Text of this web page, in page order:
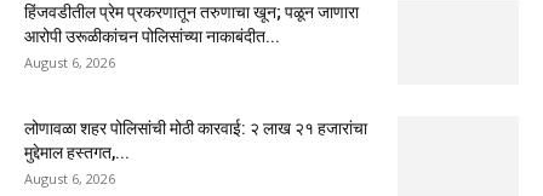
हिंजवडीतील प्रेम प्रकरणातून तरुणाचा खून; पळून जाणारा
आरोपी उरूळीकांचन पोलिसांच्या नाकाबंदीत...
August 6, 2026
लोणावळा शहर पोलिसांची मोठी कारवाई: २ लाख २१ हजारांचा
मुद्देमाल हस्तगत,...
August 6, 2026